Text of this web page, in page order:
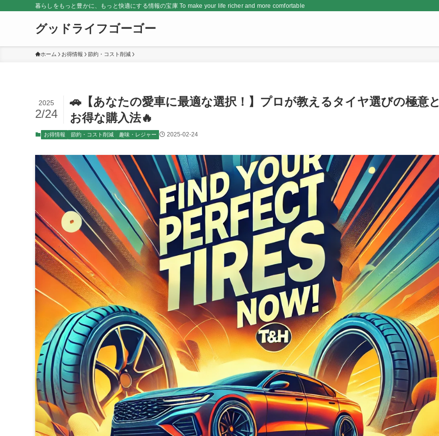
暮らしをもっと豊かに、もっと快適にする情報の宝庫 To make your life richer and more comfortable
グッドライフゴーゴー
ホーム お得情報 節約・コスト削減
🚗【あなたの愛車に最適な選択！】プロが教えるタイヤ選びの極意と
お得な購入法🔥
2025
2/24
お得情報 節約・コスト削減 趣味・レジャー 2025-02-24